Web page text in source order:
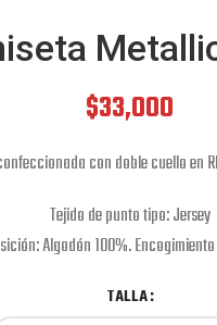
$33,000
con doble cuello en
Tejido de punto tipo: Jersey
Algodón 100%.
TALLA